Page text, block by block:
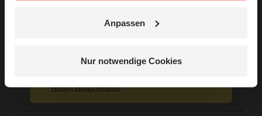
Anpassen
Nur notwendige Cookies
entdecken
Nein, jetzt nicht.